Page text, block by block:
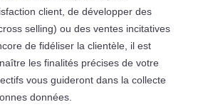
client, de développer des
selling) ou des ventes incitatives
de fidéliser la clientèle, il est
les finalités précises de votre
vous guideront dans la collecte
données.